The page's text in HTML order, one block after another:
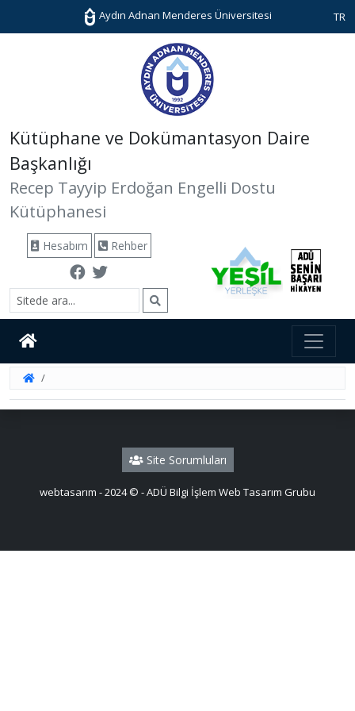
Aydın Adnan Menderes Üniversitesi TR
Kütüphane ve Dokümantasyon Daire
Başkanlığı
Recep Tayyip Erdoğan Engelli Dostu
Kütüphanesi
Hesabım Rehber
Site Sorumluları
webtasarım - 2024 © - ADÜ Bilgi İşlem Web Tasarım Grubu